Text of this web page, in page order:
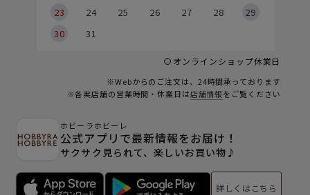
23
24 25 26 27 28
29
30
31
オンラインショップ休業日
※Webからのご注文は、24時間承っております
※各実店舗の営業時間・休業日は店舗情報をご覧ください
ホビーラホビーレ
公式アプリで最新情報をお届け！
サクサク見られて、楽しいお買い物♪
詳しくはこちら